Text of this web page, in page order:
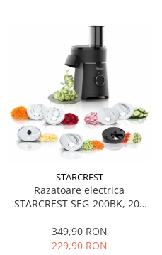
STARCREST
Razatoare electrica
STARCREST SEG-200BK, 200
349,90 RON
229,90 RON